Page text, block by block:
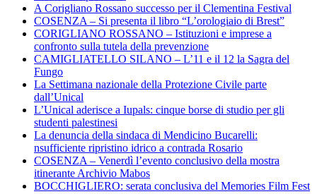
A Corigliano Rossano successo per il Clementina Festival
COSENZA – Si presenta il libro “L’orologiaio di Brest”
CORIGLIANO ROSSANO – Istituzioni e imprese a
confronto sulla tutela della prevenzione
CAMIGLIATELLO SILANO – L’11 e il 12 la Sagra del
Fungo
La Settimana nazionale della Protezione Civile parte
dall’Unical
L’Unical aderisce a Iupals: cinque borse di studio per gli
studenti palestinesi
La denuncia della sindaca di Mendicino Bucarelli:
nsufficiente ripristino idrico a contrada Rosario
COSENZA – Venerdì l’evento conclusivo della mostra
itinerante Archivio Mabos
BOCCHIGLIERO: serata conclusiva del Memories Film Fest